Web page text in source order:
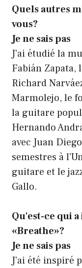
Quels autres
vous?
Je ne sais pas
J'ai étudié la
Fabián Zapata,
Richard
Marmolejo, le
la guitare
Hernando
avec Juan
semestres à
guitare et le
Gallo.
Qu'est-ce qui
«Breathe»?
Je ne sais pas
J'ai été inspiré